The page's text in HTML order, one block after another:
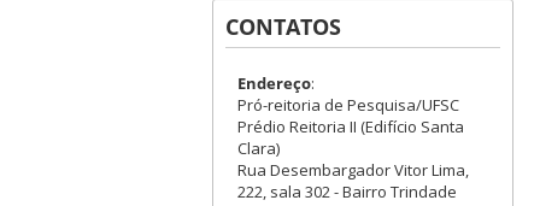
CONTATOS
Endereço:
Pró-reitoria de Pesquisa/UFSC
Prédio Reitoria II (Edifício Santa
Clara)
Rua Desembargador Vitor Lima,
222, sala 302 - Bairro Trindade